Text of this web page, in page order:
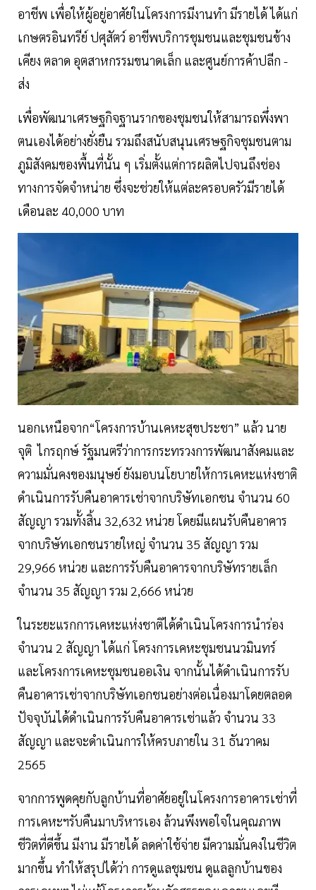
อาชีพ เพื่อให้ผู้อยู่อาศัยในโครงการมีงานทำ มีรายได้ ได้แก่
เกษตรอินทรีย์ ปศุสัตว์ อาชีพบริการชุมชนและชุมชนข้าง
เคียง ตลาด อุตสาหกรรมขนาดเล็ก และศูนย์การค้าปลีก -
ส่ง
เพื่อพัฒนาเศรษฐกิจฐานรากของชุมชนให้สามารถพึ่งพา
ตนเองได้อย่างยั่งยืน รวมถึงสนับสนุนเศรษฐกิจชุมชนตาม
ภูมิสังคมของพื้นที่นั้น ๆ เริ่มตั้งแต่การผลิตไปจนถึงช่อง
ทางการจัดจำหน่าย ซึ่งจะช่วยให้แต่ละครอบครัวมีรายได้
เดือนละ 40,000 บาท
นอกเหนือจาก“โครงการบ้านเคหะสุขประชา” แล้ว นาย
จุติ ไกรฤกษ์ รัฐมนตรีว่าการกระทรวงการพัฒนาสังคมและ
ความมั่นคงของมนุษย์ ยังมอบนโยบายให้การเคหะแห่งชาติ
ดำเนินการรับคืนอาคารเช่าจากบริษัทเอกชน จำนวน 60
สัญญา รวมทั้งสิ้น 32,632 หน่วย โดยมีแผนรับคืนอาคาร
จากบริษัทเอกชนรายใหญ่ จำนวน 35 สัญญา รวม
29,966 หน่วย และการรับคืนอาคารจากบริษัทรายเล็ก
จำนวน 35 สัญญา รวม 2,666 หน่วย
ในระยะแรกการเคหะแห่งชาติได้ดำเนินโครงการนำร่อง
จำนวน 2 สัญญา ได้แก่ โครงการเคหะชุมชนนวมินทร์
และโครงการเคหะชุมชนออเงิน จากนั้นได้ดำเนินการรับ
คืนอาคารเช่าจากบริษัทเอกชนอย่างต่อเนื่องมาโดยตลอด
ปัจจุบันได้ดำเนินการรับคืนอาคารเช่าแล้ว จำนวน 33
สัญญา และจะดำเนินการให้ครบภายใน 31 ธันวาคม
2565
จากการพูดคุยกับลูกบ้านที่อาศัยอยู่ในโครงการอาคารเช่าที่
การเคหะฯรับคืนมาบริหารเอง ล้วนพึงพอใจในคุณภาพ
ชีวิตที่ดีขึ้น มีงาน มีรายได้ ลดค่าใช้จ่าย มีความมั่นคงในชีวิต
มากขึ้น ทำให้สรุปได้ว่า การดูแลชุมชน ดูแลลูกบ้านของ